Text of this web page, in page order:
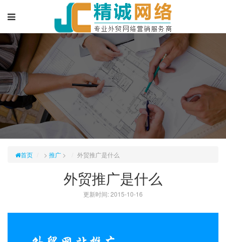
首页 > 推广 > 外贸推广是什么
外贸推广是什么
更新时间: 2015-10-16